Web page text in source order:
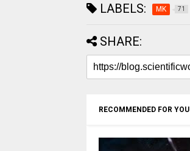
LABELS: MK 71
SHARE:
RECOMMENDED FOR YOU